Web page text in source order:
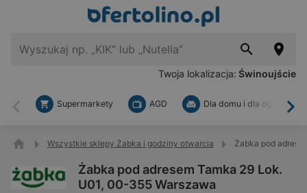
Twoja lokalizacja: Świnoujście
Wstecz
Supermarkety AGD Dla domu i dla ogrodu
Wszystkie sklepy Żabka i godziny otwarcia Żabka pod
Żabka pod adresem Tamka 29 Lok.
U01, 00-355 Warszawa